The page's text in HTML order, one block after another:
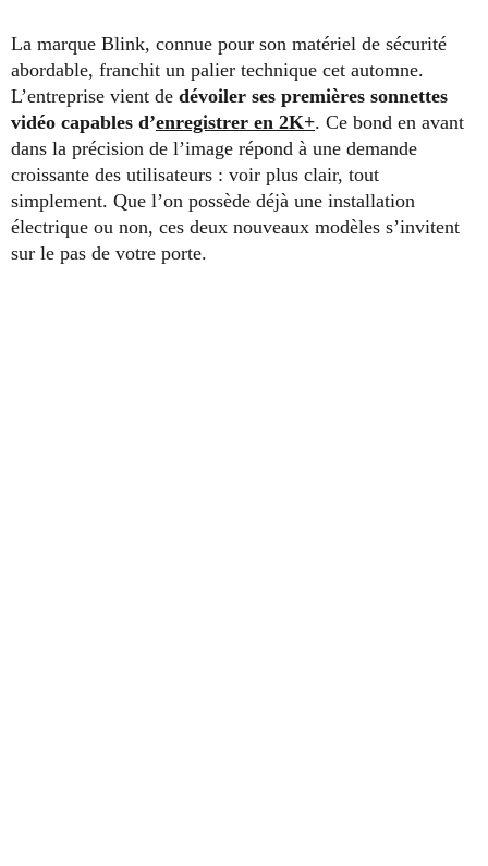
La marque Blink, connue pour son matériel de sécurité
abordable, franchit un palier technique cet automne.
L’entreprise vient de dévoiler ses premières sonnettes
vidéo capables d’enregistrer en 2K+. Ce bond en avant
dans la précision de l’image répond à une demande
croissante des utilisateurs : voir plus clair, tout
simplement. Que l’on possède déjà une installation
électrique ou non, ces deux nouveaux modèles s’invitent
sur le pas de votre porte.